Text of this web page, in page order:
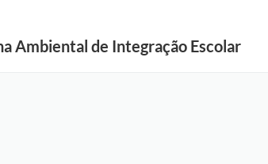
Ambiental de Integração Escolar